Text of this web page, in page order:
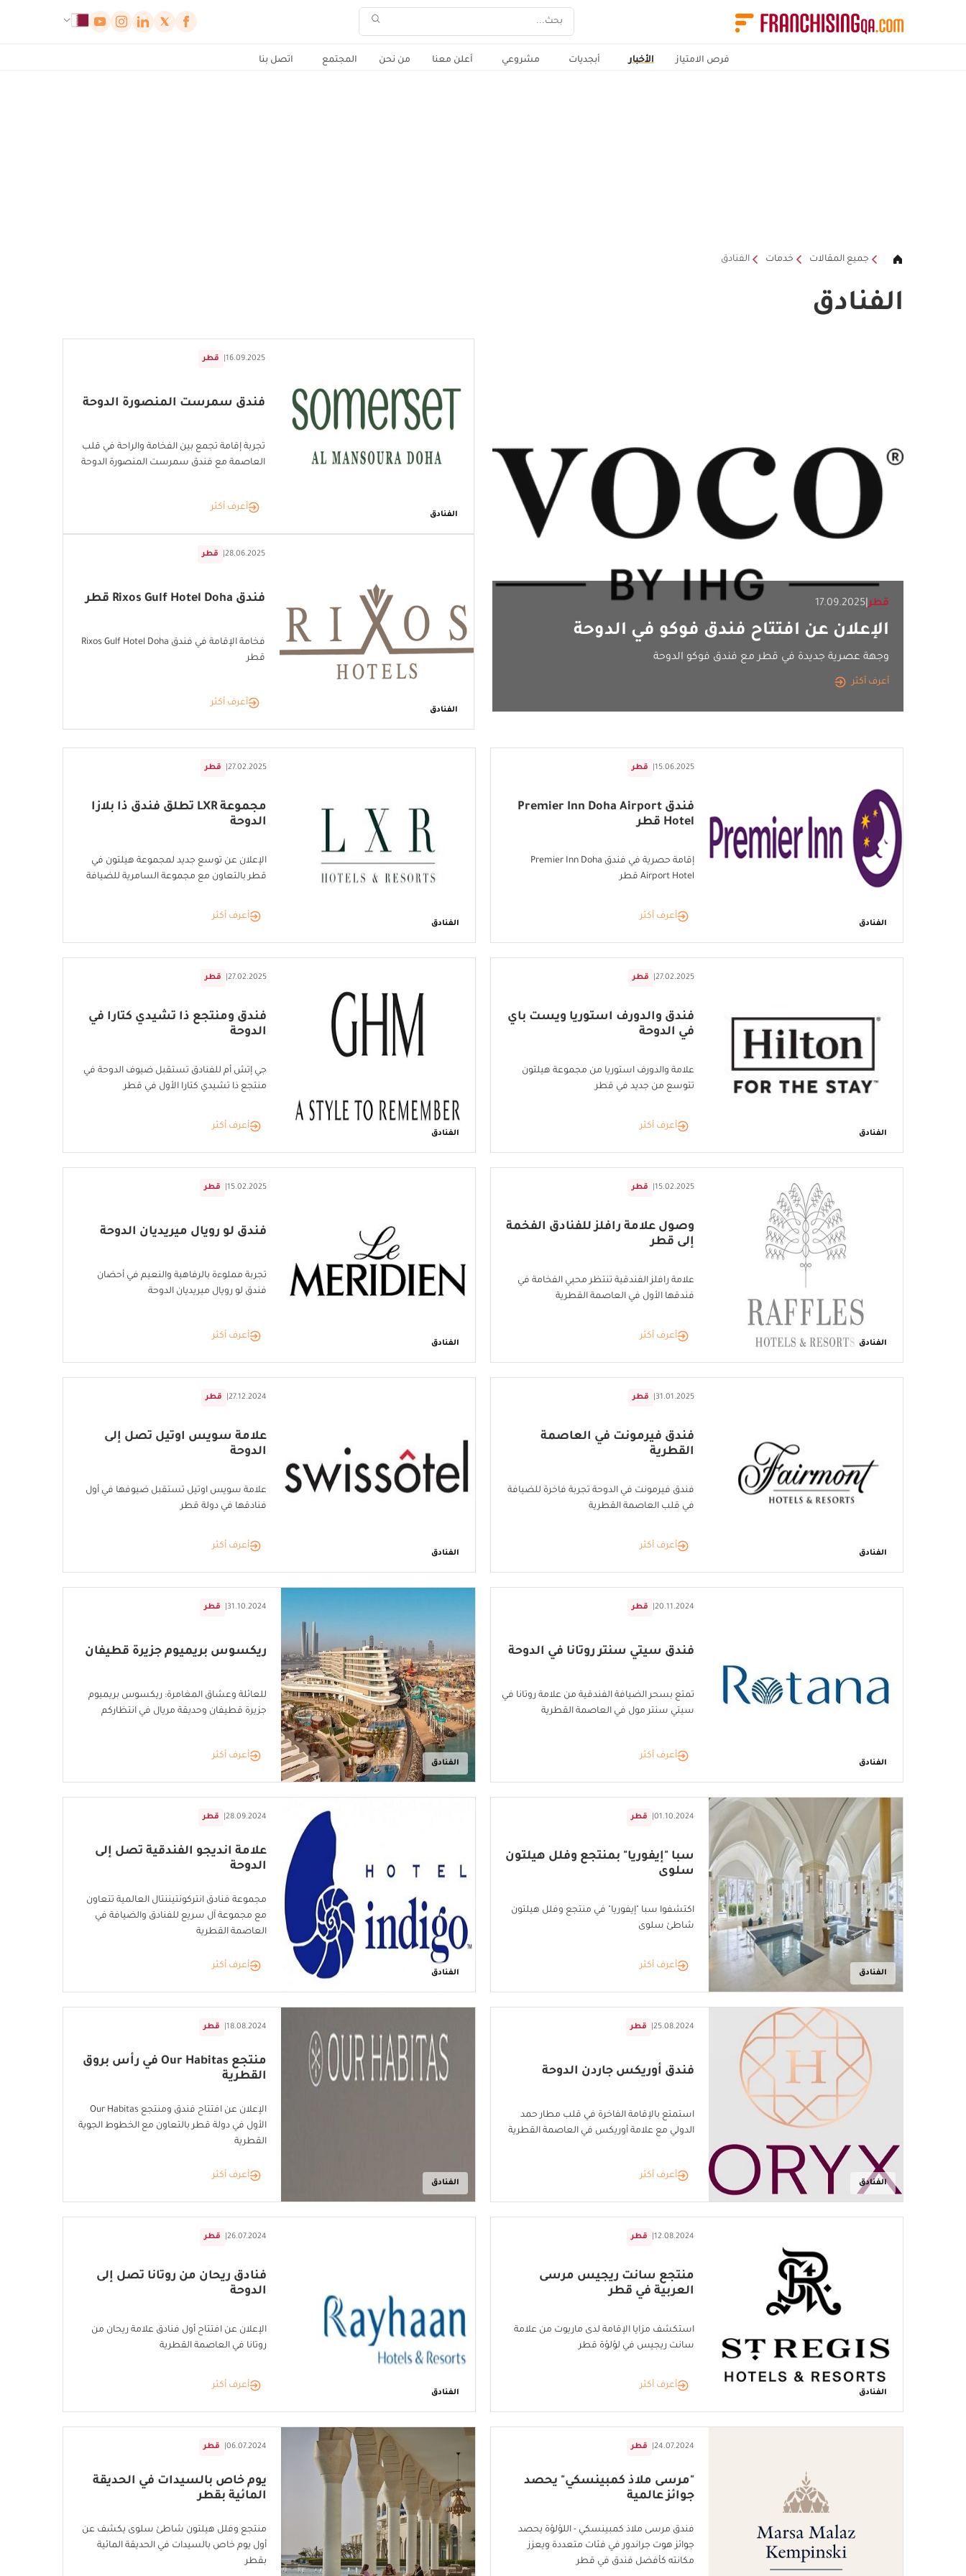
فرص الامتياز الأخبار أبجديات مشروعي أعلن معنا من نحن المجتمع اتصل بنا
جميع المقالات خدمات الفنادق
الفنادق
قطر|
17.09.2025
الإعلان عن افتتاح فندق فوكو في الدوحة
وجهة عصرية جديدة في قطر مع فندق فوكو الدوحة
أعرف أكثر
الفنادق
قطر 16.09.2025
فندق سمرست المنصورة الدوحة
تجربة إقامة تجمع بين الفخامة والراحة في قلب
العاصمة مع فندق سمرست المنصورة الدوحة
أعرف أكثر
الفنادق
قطر 28.06.2025
فندق Rixos Gulf Hotel Doha قطر
فخامة الإقامة في فندق Rixos Gulf Hotel Doha
قطر
أعرف أكثر
الفنادق
قطر 15.06.2025
فندق Premier Inn Doha Airport
Hotel قطر
إقامة حصرية في فندق Premier Inn Doha
Airport Hotel قطر
أعرف أكثر
الفنادق
قطر 27.02.2025
مجموعة LXR تطلق فندق ذا بلازا
الدوحة
الإعلان عن توسع جديد لمجموعة هيلتون في
قطر بالتعاون مع مجموعة السامرية للضيافة
أعرف أكثر
الفنادق
قطر 27.02.2025
فندق والدورف استوريا ويست باي
في الدوحة
علامة والدورف استوريا من مجموعة هيلتون
تتوسع من جديد في قطر
أعرف أكثر
الفنادق
قطر 27.02.2025
فندق ومنتجع ذا تشيدي كتارا في
الدوحة
جي إتش أم للفنادق تستقبل ضيوف الدوحة في
منتجع ذا تشيدي كتارا الأول في قطر
أعرف أكثر
الفنادق
قطر 15.02.2025
وصول علامة رافلز للفنادق الفخمة
إلى قطر
علامة رافلز الفندقية تنتظر محبي الفخامة في
فندقها الأول في العاصمة القطرية
أعرف أكثر
الفنادق
قطر 15.02.2025
فندق لو رويال ميريديان الدوحة
تجربة مملوءة بالرفاهية والنعيم في أحضان
فندق لو رويال ميريديان الدوحة
أعرف أكثر
الفنادق
قطر 31.01.2025
فندق فيرمونت في العاصمة
القطرية
فندق فيرمونت في الدوحة تجربة فاخرة للضيافة
في قلب العاصمة القطرية
أعرف أكثر
الفنادق
قطر 27.12.2024
علامة سويس اوتيل تصل إلى
الدوحة
علامة سويس اوتيل تستقبل ضيوفها في أول
فنادقها في دولة قطر
أعرف أكثر
الفنادق
قطر 20.11.2024
فندق سيتي سنتر روتانا في الدوحة
تمتع بسحر الضيافة الفندقية من علامة روتانا في
سيتي سنتر مول في العاصمة القطرية
أعرف أكثر
الفنادق
قطر 31.10.2024
ريكسوس بريميوم جزيرة قطيفان
للعائلة وعشاق المغامرة: ريكسوس بريميوم
جزيرة قطيفان وحديقة مريال في انتظاركم
أعرف أكثر
الفنادق
قطر 01.10.2024
سبا "إيفوريا" بمنتجع وفلل هيلتون
سلوى
اكتشفوا سبا "إيفوريا" في منتجع وفلل هيلتون
شاطئ سلوى
أعرف أكثر
الفنادق
قطر 28.09.2024
علامة انديجو الفندقية تصل إلى
الدوحة
مجموعة فنادق انتركونتيننتال العالمية تتعاون
مع مجموعة آل سريع للفنادق والضيافة في
العاصمة القطرية
أعرف أكثر
الفنادق
قطر 25.08.2024
فندق أوريكس جاردن الدوحة
استمتع بالإقامة الفاخرة في قلب مطار حمد
الدولي مع علامة أوريكس في العاصمة القطرية
أعرف أكثر
الفنادق
قطر 18.08.2024
منتجع Our Habitas في رأس بروق
القطرية
الإعلان عن افتتاح فندق ومنتجع Our Habitas
الأول في دولة قطر بالتعاون مع الخطوط الجوية
القطرية
أعرف أكثر
الفنادق
قطر 12.08.2024
منتجع سانت ريجيس مرسى
العربية في قطر
استكشف مزايا الإقامة لدى ماريوت من علامة
سانت ريجيس في لؤلؤة قطر
أعرف أكثر
الفنادق
قطر 26.07.2024
فنادق ريحان من روتانا تصل إلى
الدوحة
الإعلان عن افتتاح أول فنادق علامة ريحان من
روتانا في العاصمة القطرية
أعرف أكثر
قطر 24.07.2024
"مرسى ملاذ كمبينسكي" يحصد
جوائز عالمية
فندق مرسى ملاذ كمبينسكي - اللؤلؤة يحصد
جوائز هوت جراندور في فئات متعددة ويعزز
مكانته كأفضل فندق في قطر
قطر 06.07.2024
يوم خاص بالسيدات في الحديقة
المائية بقطر
منتجع وفلل هيلتون شاطئ سلوى يكشف عن
أول يوم خاص بالسيدات في الحديقة المائية
بقطر
لوحة إدارة ملفات تعريف الارتباط